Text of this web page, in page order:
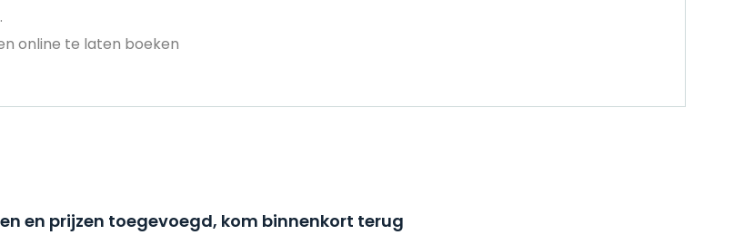
online te laten boeken
en prijzen toegevoegd, kom binnenkort terug